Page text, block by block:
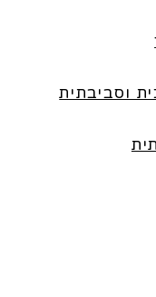
וסביבתית